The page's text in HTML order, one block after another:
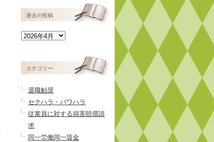
.
過去の投稿
過
投
稿カテゴリー
退職勧奨
セクハラ・パワハラ
従業員に対する損害賠償請
求
同一労働同一賃金